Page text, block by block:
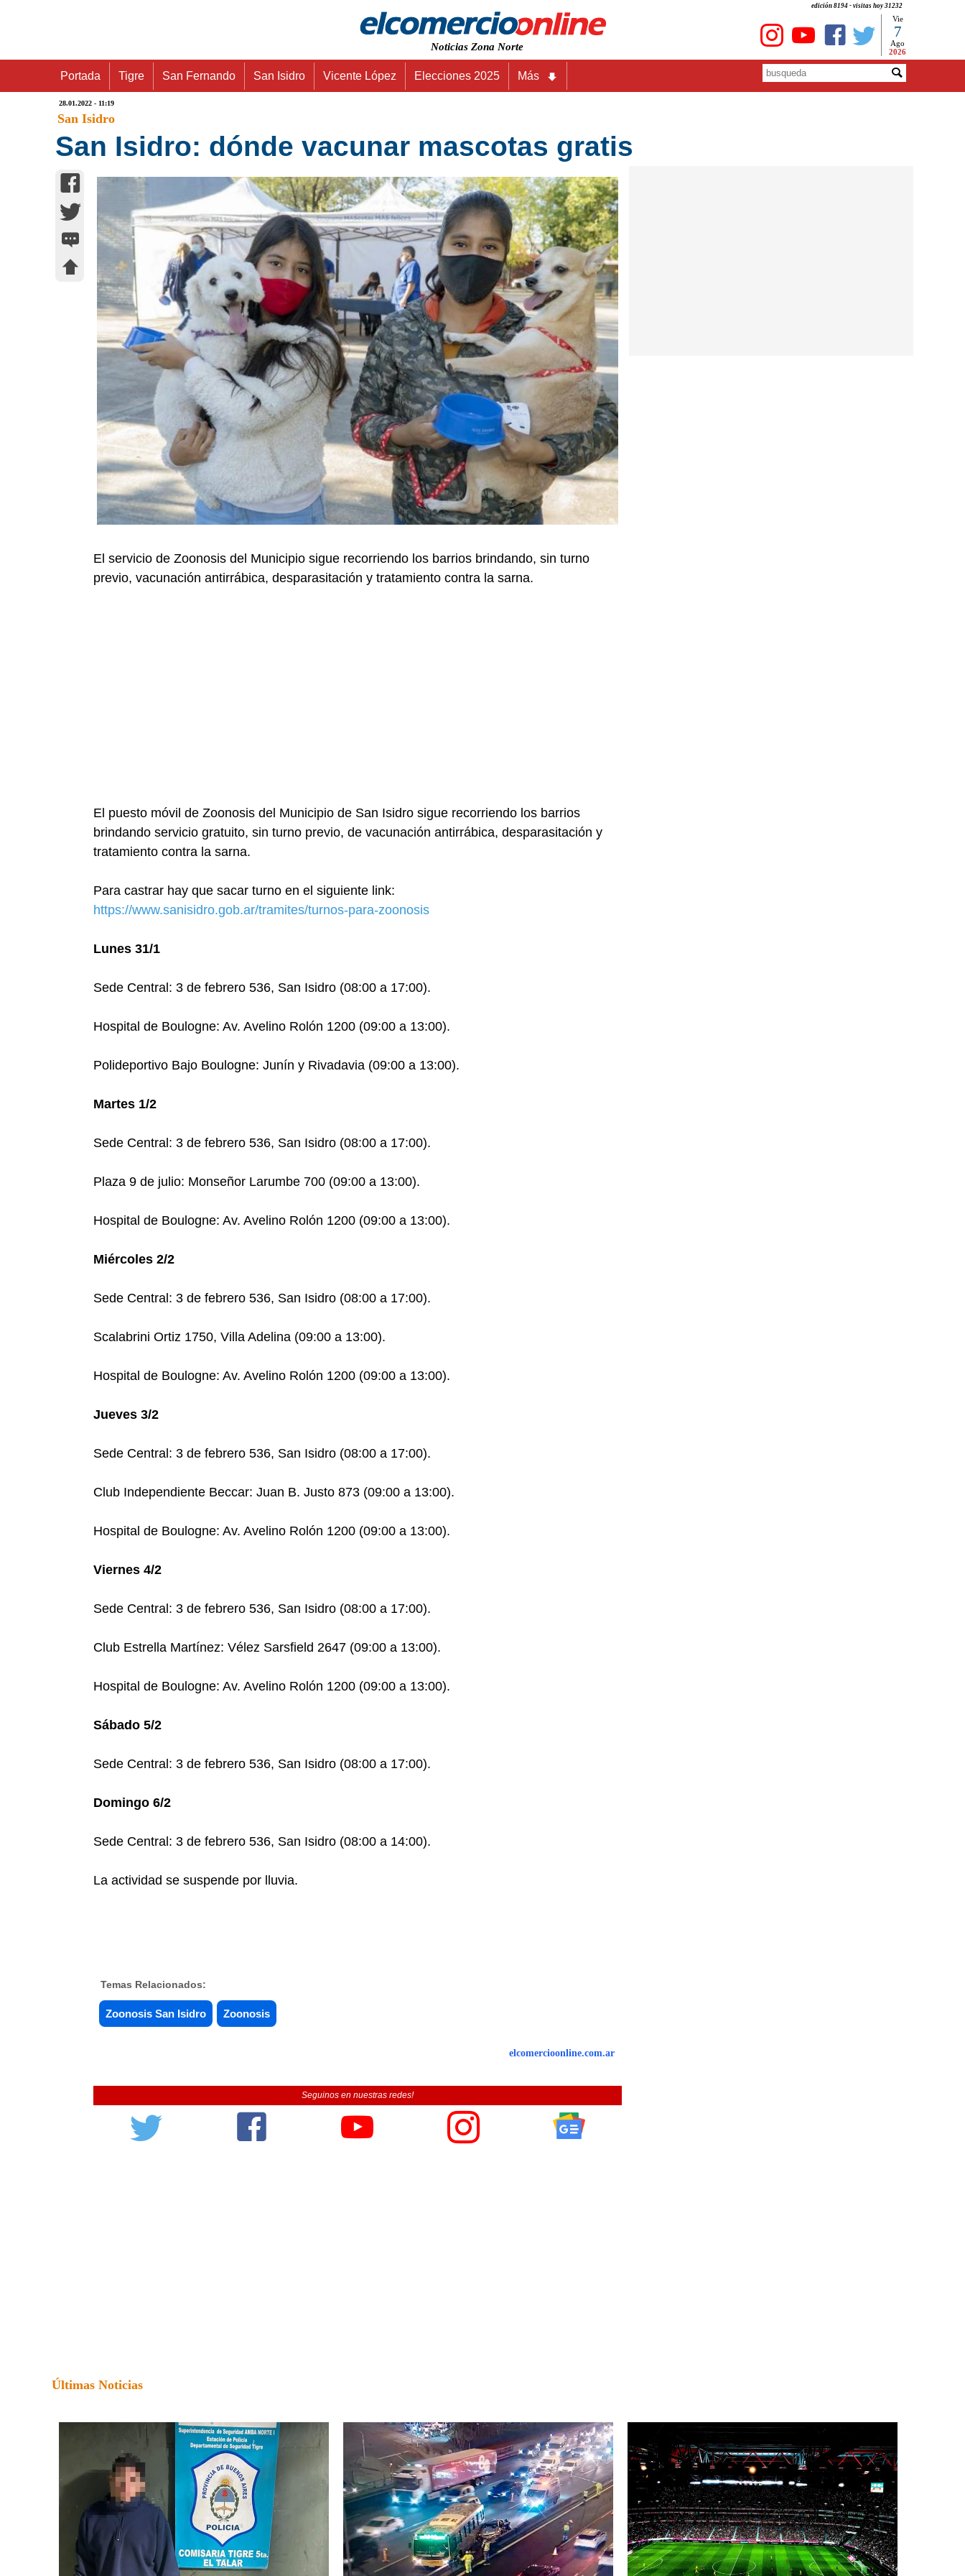
edición 8194 - visitas hoy 31232
Noticias Zona Norte
Vie
7
Ago
2026
Portada Tigre San Fernando San Isidro Vicente López Elecciones 2025 Más
28.01.2022 - 11:19
San Isidro
San Isidro: dónde vacunar mascotas gratis
El servicio de Zoonosis del Municipio sigue recorriendo los barrios brindando, sin turno
previo, vacunación antirrábica, desparasitación y tratamiento contra la sarna.
El puesto móvil de Zoonosis del Municipio de San Isidro sigue recorriendo los barrios
brindando servicio gratuito, sin turno previo, de vacunación antirrábica, desparasitación y
tratamiento contra la sarna.
Para castrar hay que sacar turno en el siguiente link:
https://www.sanisidro.gob.ar/tramites/turnos-para-zoonosis
Lunes 31/1
Sede Central: 3 de febrero 536, San Isidro (08:00 a 17:00).
Hospital de Boulogne: Av. Avelino Rolón 1200 (09:00 a 13:00).
Polideportivo Bajo Boulogne: Junín y Rivadavia (09:00 a 13:00).
Martes 1/2
Sede Central: 3 de febrero 536, San Isidro (08:00 a 17:00).
Plaza 9 de julio: Monseñor Larumbe 700 (09:00 a 13:00).
Hospital de Boulogne: Av. Avelino Rolón 1200 (09:00 a 13:00).
Miércoles 2/2
Sede Central: 3 de febrero 536, San Isidro (08:00 a 17:00).
Scalabrini Ortiz 1750, Villa Adelina (09:00 a 13:00).
Hospital de Boulogne: Av. Avelino Rolón 1200 (09:00 a 13:00).
Jueves 3/2
Sede Central: 3 de febrero 536, San Isidro (08:00 a 17:00).
Club Independiente Beccar: Juan B. Justo 873 (09:00 a 13:00).
Hospital de Boulogne: Av. Avelino Rolón 1200 (09:00 a 13:00).
Viernes 4/2
Sede Central: 3 de febrero 536, San Isidro (08:00 a 17:00).
Club Estrella Martínez: Vélez Sarsfield 2647 (09:00 a 13:00).
Hospital de Boulogne: Av. Avelino Rolón 1200 (09:00 a 13:00).
Sábado 5/2
Sede Central: 3 de febrero 536, San Isidro (08:00 a 17:00).
Domingo 6/2
Sede Central: 3 de febrero 536, San Isidro (08:00 a 14:00).
La actividad se suspende por lluvia.
Temas Relacionados:
Zoonosis San Isidro Zoonosis
elcomercioonline.com.ar
Seguinos en nuestras redes!
Últimas Noticias